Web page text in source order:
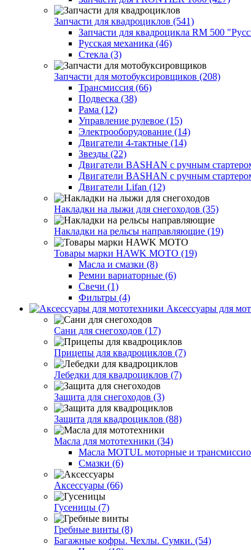
Запчасти для квадроциклов (541)
Запчасти для квадроцикла RM 500
Русская механика (46)
Стекла (3)
Запчасти для мотобуксировщиков (208)
Трансмиссия (66)
Подвеска (38)
Рама (12)
Управление рулевое (15)
Электрооборудование (14)
Двигатели 4-тактные (14)
Звезды (22)
Двигатели BASHAN с ручным
Двигатели BASHAN с ручным
Двигатели Lifan (12)
Накладки на лыжи для снегоходов (35)
Накладки на рельсы направляющие (19)
Товары марки HAWK MOTO (19)
Масла и смазки (8)
Ремни вариаторные (6)
Свечи (1)
Фильтры (4)
Аксессуары для
Сани для снегоходов (17)
Прицепы для квадроциклов (7)
Лебедки для квадроциклов (7)
Защита для снегоходов (3)
Защита для квадроциклов (88)
Масла для мототехники (34)
Масла MOTUL моторные и
Смазки (6)
Аксессуары (66)
Гусеницы (7)
Гребные винты (8)
Багажные кофры. Чехлы. Сумки. (54)